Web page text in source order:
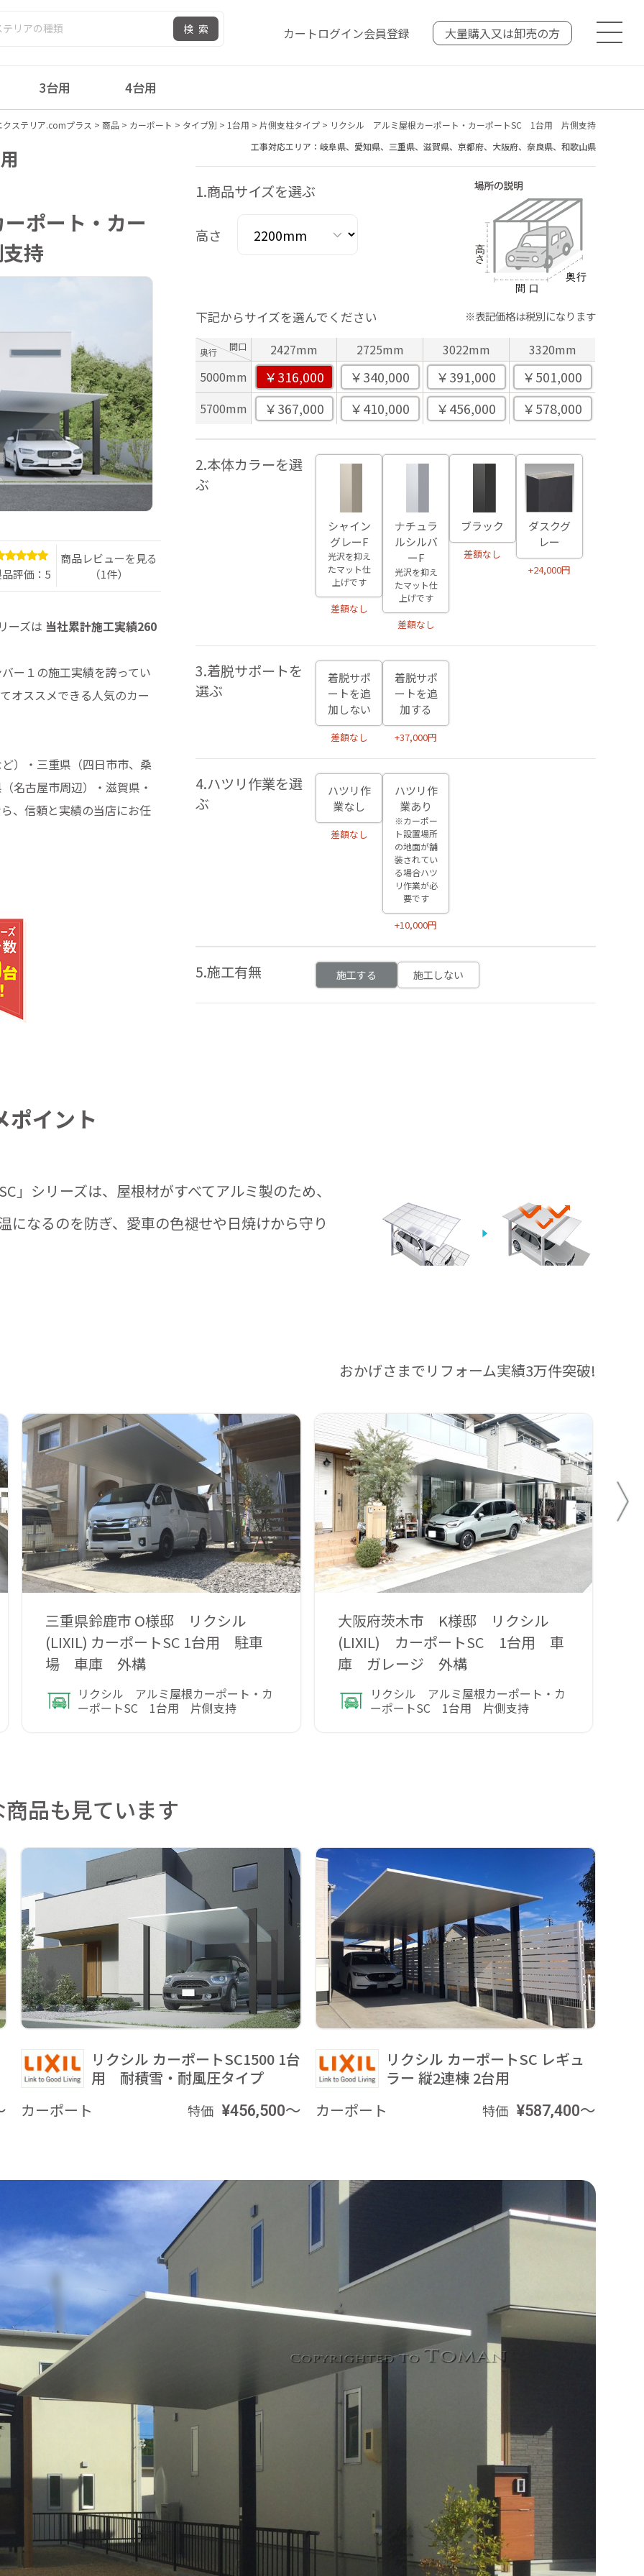
検索 カートログイン会員登録 大量購入又は卸売の方
3台用 4台用
クステリア.comプラス > 商品> カーポート > タイプ別 > 1台用 > 片側支柱タイプ> リクシル アルミ屋根カーポート・カーポートSC 1台用 片側支持
ポート・カー
持
評価：5
商品レビューを見る
（1件）
ーズは 当社累計施工実績260
ー１の施工実績を誇ってい
オススメできる人気のカー
）・三重県（四日市市、桑
名古屋市周辺）・滋賀県・
、信頼と実績の当店にお任
工事対応エリア：岐阜県、愛知県、三重県、滋賀県、京都府、大阪府、奈良県、和歌山県
1.商品サイズを選ぶ
高さ
下記からサイズを選んでください ※表記価格は税別になります
奥行 間口 2427mm 2725mm 3022mm
3320mm
5000mm
￥316,000 ￥340,000 ￥391,000 ￥501,000
5700mm ￥367,000 ￥410,000 ￥456,000 ￥578,000
2.本体カラーを選
ぶ
シャイン
グレーF
光沢を抑え
たマット仕
上げです
差額なし
ナチュラ
ルシルバ
ーF
光沢を抑え
たマット仕
上げです
差額なし
ブラック
差額なし
ダスクグ
レー
+24,000円
3.着脱サポートを
選ぶ
着脱サポ
ートを追
加しない
差額なし
着脱サポ
ートを追
加する
+37,000円
4.ハツリ作業を選
ぶ
ハツリ作
業なし
差額なし
ハツリ作
業あり
※カーポー
ト設置場所
の地面が舗
装されてい
る場合ハツ
リ作業が必
要です
+10,000円
5.施工有無 施工する 施工しない
ポイント
」シリーズは、屋根材がすべてアルミ製のため、
になるのを防ぎ、愛車の色褪せや日焼けから守り
おかげさまでリフォーム実績3万件突破!
三重県鈴鹿市 O様邸 リクシル
(LIXIL) カーポートSC 1台用 駐車
場 車庫 外構
リクシル アルミ屋根カーポート・カ
ーポートSC 1台用 片側支持
大阪府茨木市 K様邸 リクシル
(LIXIL) カーポートSC 1台用 車
庫 ガレージ 外構
リクシル アルミ屋根カーポート・カ
ーポートSC 1台用 片側支持
品も見ています
リクシル カーポートSC1500 1台
用 耐積雪・耐風圧タイプ
カーポート
特価 ¥456,500～
リクシル カーポートSC レギュ
ラー 縦2連棟 2台用
カーポート
特価 ¥587,400～